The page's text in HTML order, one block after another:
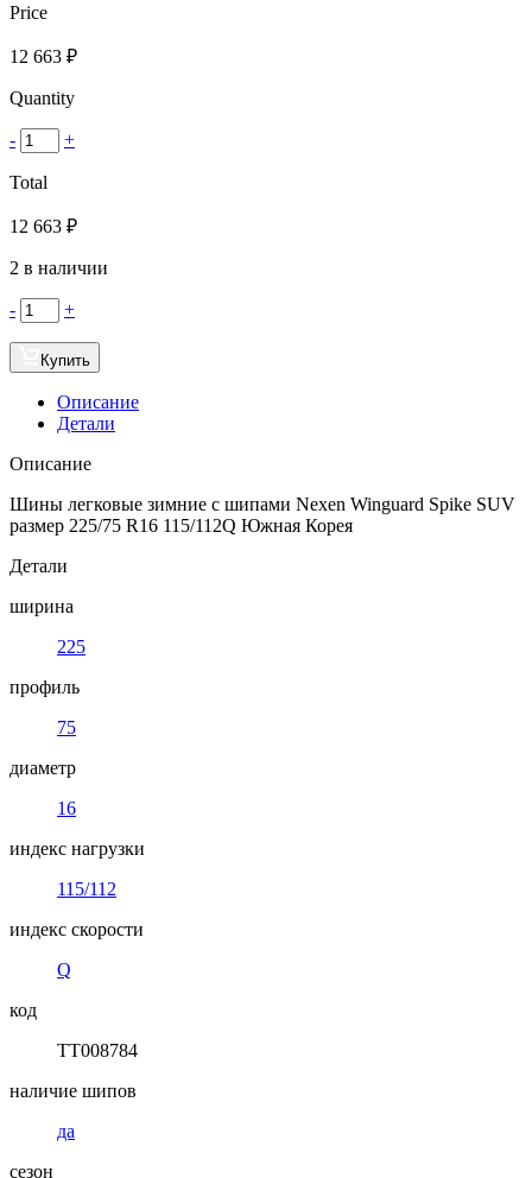
Price
12 663 ₽
Quantity
- +
Total
12 663 ₽
2 в наличии
- +
Купить
Описание
Детали
Описание
Шины легковые зимние с шипами Nexen Winguard Spike SUV
размер 225/75 R16 115/112Q Южная Корея
Детали
ширина
225
профиль
75
диаметр
16
индекс нагрузки
115/112
индекс скорости
Q
код
TT008784
наличие шипов
да
сезон